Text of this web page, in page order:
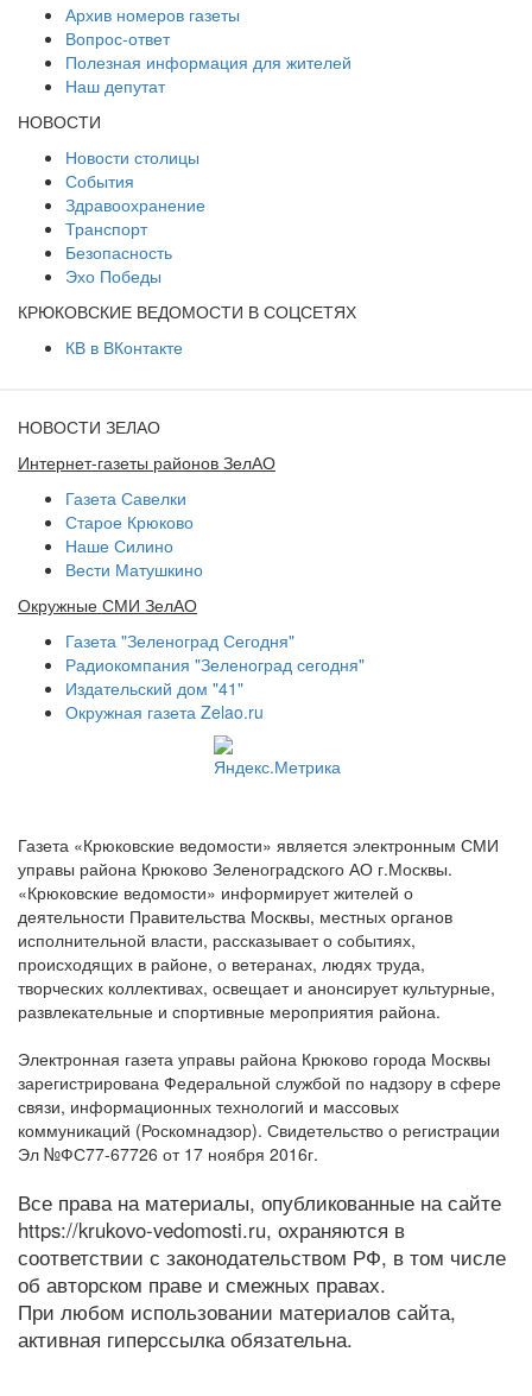
Архив номеров газеты
Вопрос-ответ
Полезная информация для жителей
Наш депутат
НОВОСТИ
Новости столицы
События
Здравоохранение
Транспорт
Безопасность
Эхо Победы
КРЮКОВСКИЕ ВЕДОМОСТИ В СОЦСЕТЯХ
КВ в ВКонтакте
НОВОСТИ ЗЕЛАО
Интернет-газеты районов ЗелАО
Газета Савелки
Старое Крюково
Наше Силино
Вести Матушкино
Окружные СМИ ЗелАО
Газета "Зеленоград Сегодня"
Радиокомпания "Зеленоград сегодня"
Издательский дом "41"
Окружная газета Zelao.ru
Газета «Крюковские ведомости» является электронным СМИ
управы района Крюково Зеленоградского АО г.Москвы.
«Крюковские ведомости» информирует жителей о
деятельности Правительства Москвы, местных органов
исполнительной власти, рассказывает о событиях,
происходящих в районе, о ветеранах, людях труда,
творческих коллективах, освещает и анонсирует культурные,
развлекательные и спортивные мероприятия района.
Электронная газета управы района Крюково города Москвы
зарегистрирована Федеральной службой по надзору в сфере
связи, информационных технологий и массовых
коммуникаций (Роскомнадзор). Свидетельство о регистрации
Эл №ФС77-67726 от 17 ноября 2016г.
Все права на материалы, опубликованные на сайте
https://krukovo-vedomosti.ru, охраняются в
соответствии с законодательством РФ, в том числе
об авторском праве и смежных правах.
При любом использовании материалов сайта,
активная гиперссылка обязательна.